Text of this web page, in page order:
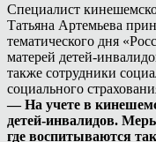
Специалист
Татьяна Артемьева
тематического дня
матерей детей-
также сотрудники
социального
— На учете в
детей-инвалидов.
где воспитываются